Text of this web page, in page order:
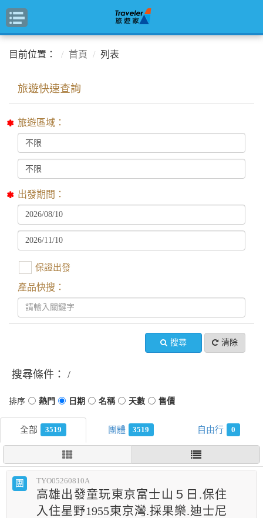
目前位置： 首頁 列表
旅遊區域：
出發期間：
保證出發
產品快搜：
搜尋 清除
搜尋條件：
3519 3519 0
團 TYO05260810A
高雄出發童玩東京富士山５日.保住
入住星野1955東京灣.採果樂.迪士尼